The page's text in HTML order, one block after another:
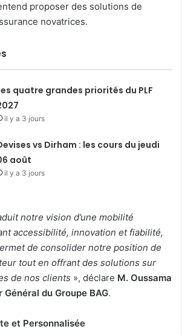
proposer des solutions de
novatrices.
quatre grandes priorités du PLF
il y a 3 jours
vs Dirham : les cours du jeudi
août
il y a 3 jours
notre vision d’une mobilité
accessibilité, innovation et fiabilité,
de consolider notre position de
tout en offrant des solutions sur
de nos clients », déclare M. Oussama
du Groupe BAG.
et Personnalisée